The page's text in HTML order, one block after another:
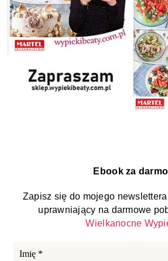
Ebook za
Zapisz się do mojego
uprawniający na darmowe
Wielkanocne